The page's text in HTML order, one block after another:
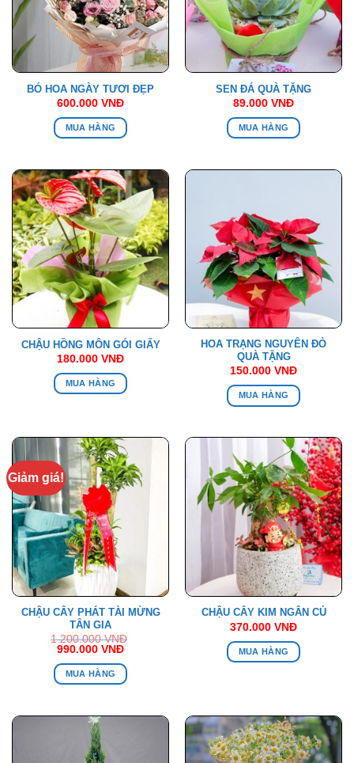
BÓ HOA NGÀY TƯƠI ĐẸP
600.000 VNĐ
MUA HÀNG
SEN ĐÁ QUÀ TẶNG
89.000 VNĐ
MUA HÀNG
CHẬU HỒNG MÔN GÓI GIẤY
180.000 VNĐ
MUA HÀNG
HOA TRẠNG NGUYÊN ĐỎ
QUÀ TẶNG
150.000 VNĐ
MUA HÀNG
Giảm giá!
CHẬU CÂY PHÁT TÀI MỪNG
TÂN GIA
1.200.000VNĐ
Giá
là:
1.200.000 VNĐ.
990.000 VNĐGiá
tại
là:
MUA HÀNG
CHẬU CÂY KIM NGÂN CỦ
370.000 VNĐ
MUA HÀNG